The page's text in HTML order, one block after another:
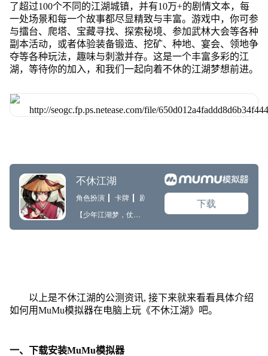
了超过100个不同的江湖城镇，并有10万+的剧情文本，每
一处场景和每一个故事都尽显精致与丰富。游戏中，你可参
与擂台、爬塔、宝藏寻找、探索秘境、参加武林大会等各种
副本活动，或者体验装备锻造、挖矿、种地、宴会、领地争
夺等各种玩法，趣味与刺激并存。这是一个丰富多彩的江
湖，等待你的加入，和我们一起向着不休的江湖梦想前进。
以上是不休江湖的公测资讯, 接下来就来看看具体介绍
如何用MuMu模拟器在电脑上玩《不休江湖》吧。
一、下载安装MuMu模拟器